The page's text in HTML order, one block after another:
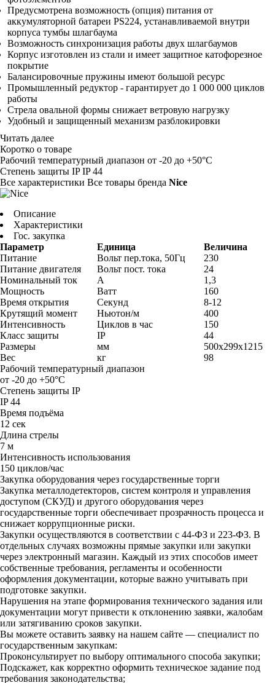
Предусмотрена возможность (опция) питания от
аккумуляторной батареи PS224, устанавливаемой внутри
корпуса тумбы шлагбаума
Возможность синхронизация работы двух шлагбаумов
Корпус изготовлен из стали и имеет защитное катофорезное
покрытие
Балансировочные пружины имеют большой ресурс
Промышленный редуктор - гарантирует до 1 000 000 циклов
работы
Стрела овальной формы снижает ветровую нагрузку
Удобный и защищенный механизм разблокировки
Читать далее
Коротко о товаре
Рабочий температурный диапазон от -20 до +50°C
Степень защиты IP IP 44
Все характеристики Все товары бренда Nice
Описание
Характеристики
Гос. закупка
Параметр
Единица
Величина
Питание
Вольт пер.тока, 50Гц
230
Питание двигателя
Вольт пост. тока
24
Номинальный ток
А
1,3
Мощность
Ватт
160
Время открытия
Секунд
8-12
Крутящий момент
Ньютон/м
400
Интенсивность
Циклов в час
150
Класс защиты
IP
44
Размеры
мм
500x299x1215
Вес
кг
98
Рабочий температурный диапазон
от -20 до +50°C
Степень защиты IP
IP 44
Время подъёма
12 сек
Длина стрелы
7 м
Интенсивность использования
150 циклов/час
Закупка оборудования через государственные торги
Закупка металлодетекторов, систем контроля и управления
доступом (СКУД) и другого оборудования через
государственные торги обеспечивает прозрачность процесса и
снижает коррупционные риски.
Закупки осуществляются в соответствии с 44-ФЗ и 223-ФЗ. В
отдельных случаях возможны прямые закупки или закупки
через электронный магазин. Каждый из этих способов имеет
собственные требования, регламенты и особенности
оформления документации, которые важно учитывать при
подготовке закупки.
Нарушения на этапе формирования технического задания или
документации могут привести к отклонению заявки, жалобам
или затягиванию сроков закупки.
Вы можете оставить заявку на нашем сайте — специалист по
государственным закупкам:
Проконсультирует по выбору оптимального способа закупки;
Подскажет, как корректно оформить техническое задание под
требования законодательства;